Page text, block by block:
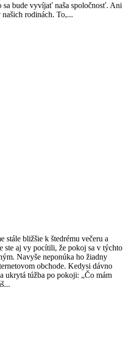
sa bude vyvíjať naša spoločnosť. Ani
rodinách. To,...
stále bližšie k štedrému večeru a
ste aj vy pocítili, že pokoj sa v týchto
Navyše neponúka ho žiadny
obchode. Kedysi dávno
ukrytá túžba po pokoji: „Čo mám